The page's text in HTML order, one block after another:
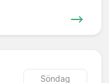
Söndag